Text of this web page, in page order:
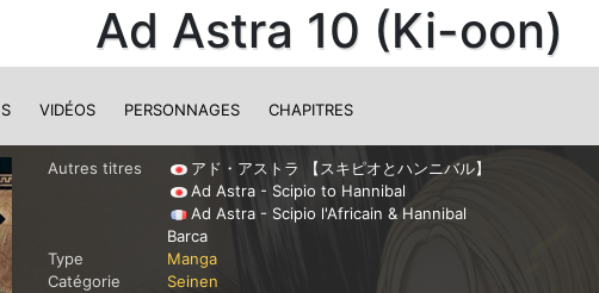
Ad Astra 10 (Ki-oon)
VIDÉOS PERSONNAGES CHAPITRES
Autres titres
アド・アストラ 【スキピオとハンニバル】
Ad Astra - Scipio to Hannibal
Ad Astra - Scipio l'Africain & Hannibal
Barca
Type
Manga
Catégorie
Seinen